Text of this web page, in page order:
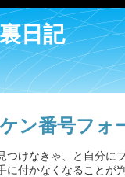
日記
ン番号フォ
つけなきゃ、と自分に
に付かなくなることが